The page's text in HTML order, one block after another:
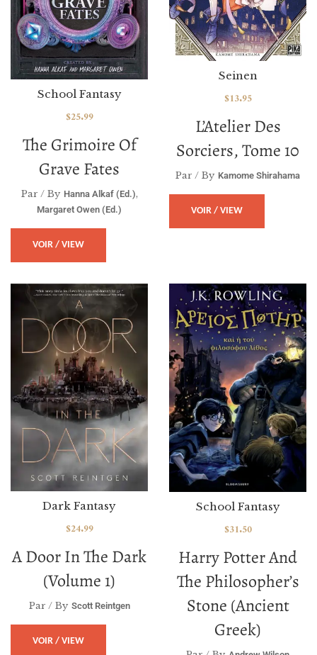
The Grimoire Of
Grave Fates
School Fantasy
$25.99
Par / By Hanna Alkaf (Ed.),
Margaret Owen (Ed.)
VOIR / VIEW
L’Atelier Des
Sorciers, Tome 10
Seinen
$13.95
Par / By Kamome Shirahama
VOIR / VIEW
A Door In The Dark
(volume 1)
Dark Fantasy
$24.99
Par / By Scott Reintgen
VOIR / VIEW
Harry Potter And
The Philosopher’s
Stone (Ancient
Greek)
School Fantasy
$31.50